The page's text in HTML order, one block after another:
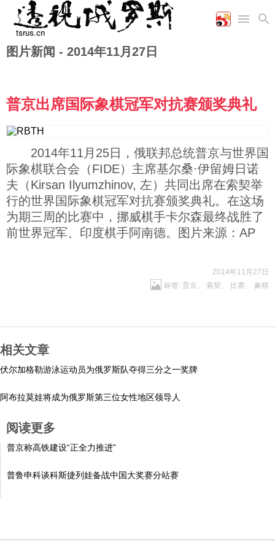
首页
国际
时政
军事
陆军
评论
工业
农业
文化
美食
体育
漫画
图表
图片新闻 - 2014年11月27日
普京出席国际象棋冠军对抗赛颁奖典礼
2014年11月25日，俄联邦总统普京与世界国
际象棋联合会（FIDE）主席基尔桑·伊留姆日诺
夫（Kirsan Ilyumzhinov, 左）共同出席在索契举
行的世界国际象棋冠军对抗赛颁奖典礼。在这场
为期三周的比赛中，挪威棋手卡尔森最终战胜了
前世界冠军、印度棋手阿南德。图片来源：AP
2014年11月27日
标签: 普京 、 索契 、 比赛 、 象棋
相关文章
伏尔加格勒游泳运动员为俄罗斯队夺得三分之一奖牌
阿布拉莫娃将成为俄罗斯第三位女性地区领导人
阅读更多
普京称高铁建设“正全力推进”
普鲁申科谈科斯捷列娃备战中国大奖赛分站赛